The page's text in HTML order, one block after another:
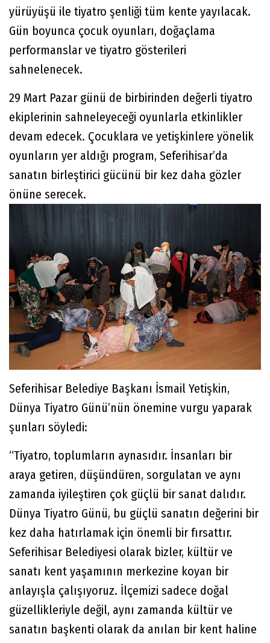
yürüyüşü ile tiyatro şenliği tüm kente yayılacak.
Gün boyunca çocuk oyunları, doğaçlama
performanslar ve tiyatro gösterileri
sahnelenecek.
29 Mart Pazar günü de birbirinden değerli tiyatro
ekiplerinin sahneleyeceği oyunlarla etkinlikler
devam edecek. Çocuklara ve yetişkinlere yönelik
oyunların yer aldığı program, Seferihisar’da
sanatın birleştirici gücünü bir kez daha gözler
önüne serecek.
Seferihisar Belediye Başkanı İsmail Yetişkin,
Dünya Tiyatro Günü’nün önemine vurgu yaparak
şunları söyledi:
“Tiyatro, toplumların aynasıdır. İnsanları bir
araya getiren, düşündüren, sorgulatan ve aynı
zamanda iyileştiren çok güçlü bir sanat dalıdır.
Dünya Tiyatro Günü, bu güçlü sanatın değerini bir
kez daha hatırlamak için önemli bir fırsattır.
Seferihisar Belediyesi olarak bizler, kültür ve
sanatı kent yaşamının merkezine koyan bir
anlayışla çalışıyoruz. İlçemizi sadece doğal
güzellikleriyle değil, aynı zamanda kültür ve
sanatın başkenti olarak da anılan bir kent haline